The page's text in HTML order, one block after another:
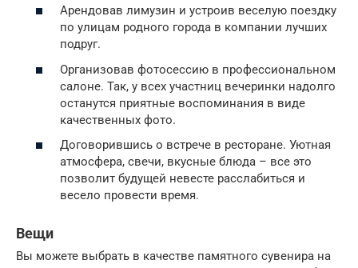
Арендовав лимузин и устроив веселую поездку
по улицам родного города в компании лучших
подруг.
Организовав фотосессию в профессиональном
салоне. Так, у всех участниц вечеринки надолго
останутся приятные воспоминания в виде
качественных фото.
Договорившись о встрече в ресторане. Уютная
атмосфера, свечи, вкусные блюда – все это
позволит будущей невесте расслабиться и
весело провести время.
Вещи
Вы можете выбрать в качестве памятного сувенира на